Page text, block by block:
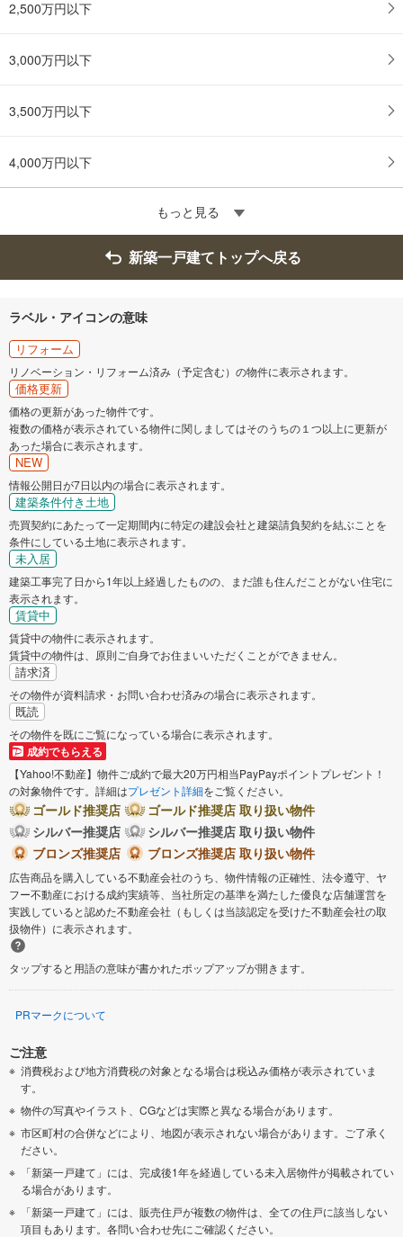
2,500万円以下
3,000万円以下
3,500万円以下
4,000万円以下
もっと見る
新築一戸建てトップへ戻る
ラベル・アイコンの意味
リフォーム
リノベーション・リフォーム済み（予定含む）の物件に表示されます。
価格更新
価格の更新があった物件です。
複数の価格が表示されている物件に関しましてはそのうちの１つ以上に更新が
あった場合に表示されます。
NEW
情報公開日が7日以内の場合に表示されます。
建築条件付き土地
売買契約にあたって一定期間内に特定の建設会社と建築請負契約を結ぶことを
条件にしている土地に表示されます。
未入居
建築工事完了日から1年以上経過したものの、まだ誰も住んだことがない住宅に
表示されます。
賃貸中
賃貸中の物件に表示されます。
賃貸中の物件は、原則ご自身でお住まいいただくことができません。
請求済
その物件が資料請求・お問い合わせ済みの場合に表示されます。
既読
その物件を既にご覧になっている場合に表示されます。
成約でもらえる
【Yahoo!不動産】物件ご成約で最大20万円相当PayPayポイントプレゼント！
の対象物件です。詳細はプレゼント詳細をご覧ください。
ゴールド推奨店
ゴールド推奨店 取り扱い物件
シルバー推奨店
シルバー推奨店 取り扱い物件
ブロンズ推奨店
ブロンズ推奨店 取り扱い物件
広告商品を購入している不動産会社のうち、物件情報の正確性、法令遵守、ヤ
フー不動産における成約実績等、当社所定の基準を満たした優良な店舗運営を
実践していると認めた不動産会社（もしくは当該認定を受けた不動産会社の取
扱物件）に表示されます。
タップすると用語の意味が書かれたポップアップが開きます。
PRマークについて
ご注意
消費税および地方消費税の対象となる場合は税込み価格が表示されていま
す。
物件の写真やイラスト、CGなどは実際と異なる場合があります。
市区町村の合併などにより、地図が表示されない場合があります。ご了承く
ださい。
「新築一戸建て」には、完成後1年を経過している未入居物件が掲載されてい
る場合があります。
「新築一戸建て」には、販売住戸が複数の物件は、全ての住戸に該当しない
項目もあります。各問い合わせ先にご確認ください。